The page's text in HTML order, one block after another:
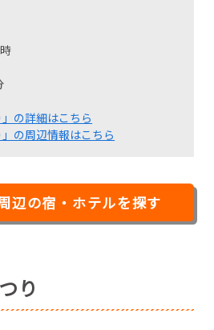
」の詳細はこちら
」の周辺情報はこちら
辺の宿・ホテルを探す
り